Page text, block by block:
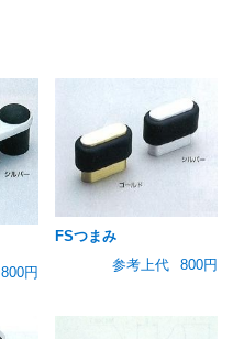
800円
FSつまみ
参考上代
800円